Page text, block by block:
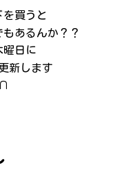
を買うと
あるんか？？
曜日に
新します